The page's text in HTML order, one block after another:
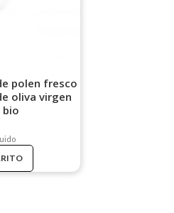
polen fresco
oliva virgen
bio